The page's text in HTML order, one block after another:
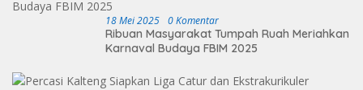
18 Mei 2025 0 Komentar
Ribuan Masyarakat Tumpah Ruah Meriahkan
Karnaval Budaya FBIM 2025